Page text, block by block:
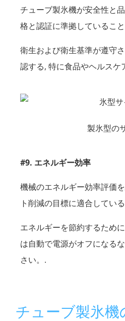
チューブ製氷機が安全性と
格と認証に準拠しているこ
衛生および衛生基準が遵守
認する, 特に食品やヘルスケ
製氷型の
#9. エネルギー効率
機械のエネルギー効率評価
ト削減の目標に適合してい
エネルギーを節約するため
は自動で電源がオフになる
さい。.
チューブ製氷機